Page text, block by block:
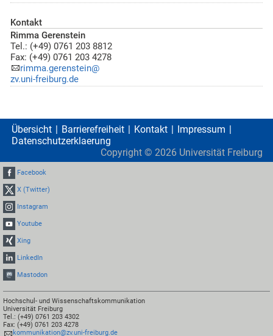
Kontakt
Rimma Gerenstein
Tel.: (+49) 0761 203 8812
Fax: (+49) 0761 203 4278
rimma.gerenstein@
zv.uni-freiburg.de
Übersicht Barrierefreiheit Kontakt
Impressum
Datenschutzerklaerung
Copyright © 2026 Universität Freiburg
Facebook
X (Twitter)
Instagram
Youtube
Xing
LinkedIn
Mastodon
Hochschul- und Wissenschaftskommunikation
Universität Freiburg
Tel.: (+49) 0761 203 4302
Fax: (+49) 0761 203 4278
kommunikation@zv.uni-freiburg.de